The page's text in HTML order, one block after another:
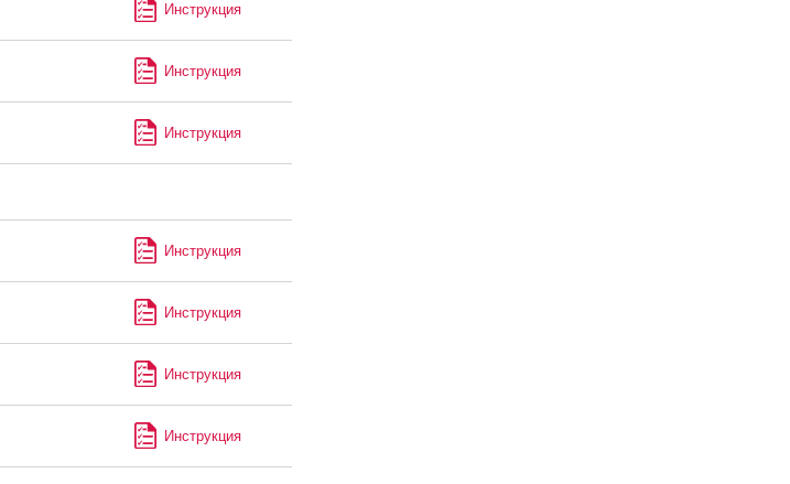
Инструкция
Инструкция
Инструкция
Инструкция
Инструкция
Инструкция
Инструкция